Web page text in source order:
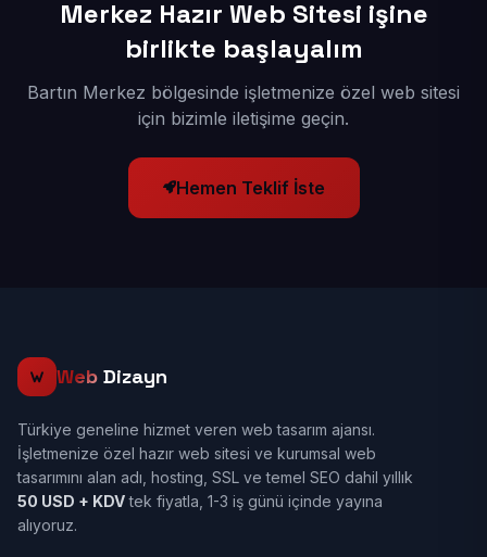
Merkez Hazır Web Sitesi işine
birlikte başlayalım
Bartın Merkez bölgesinde işletmenize özel web sitesi
için bizimle iletişime geçin.
Hemen Teklif İste
Web Dizayn
Türkiye geneline hizmet veren web tasarım ajansı.
İşletmenize özel hazır web sitesi ve kurumsal web
tasarımını alan adı, hosting, SSL ve temel SEO dahil yıllık
50 USD + KDVtek fiyatla, 1-3 iş günü içinde yayına
alıyoruz.